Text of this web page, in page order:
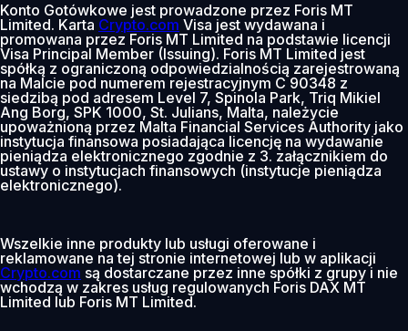
Konto Gotówkowe jest prowadzone przez Foris MT
Limited. Karta Crypto.com Visa jest wydawana i
promowana przez Foris MT Limited na podstawie licencji
Visa Principal Member (Issuing). Foris MT Limited jest
spółką z ograniczoną odpowiedzialnością zarejestrowaną
na Malcie pod numerem rejestracyjnym C 90348 z
siedzibą pod adresem Level 7, Spinola Park, Triq Mikiel
Ang Borg, SPK 1000, St. Julians, Malta, należycie
upoważnioną przez Malta Financial Services Authority jako
instytucja finansowa posiadająca licencję na wydawanie
pieniądza elektronicznego zgodnie z 3. załącznikiem do
ustawy o instytucjach finansowych (instytucje pieniądza
elektronicznego).
Wszelkie inne produkty lub usługi oferowane i
reklamowane na tej stronie internetowej lub w aplikacji
Crypto.com są dostarczane przez inne spółki z grupy i nie
wchodzą w zakres usług regulowanych Foris DAX MT
Limited lub Foris MT Limited.